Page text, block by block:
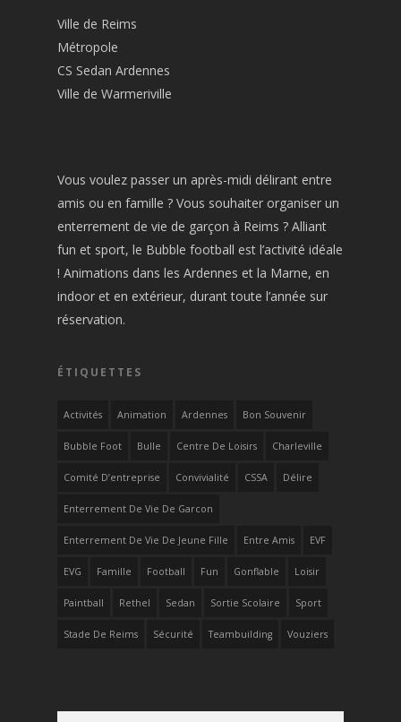
Ville de Reims
Métropole
CS Sedan Ardennes
Ville de Warmeriville
Vous voulez passer un après-midi délirant entre
amis ou en famille ? Vous souhaiter organiser un
enterrement de vie de garçon à Reims ? Alliant
fun et sport, le Bubble football est l’activité idéale
! Animations dans les Ardennes et la Marne, en
indoor et en extérieur, durant toute l’année sur
réservation.
ÉTIQUETTES
Activités Animation Ardennes Bon Souvenir
Bubble Foot Bulle Centre De Loisirs Charleville
Comité D’entreprise Convivialité CSSA Délire
Enterrement De Vie De Garcon
Enterrement De Vie De Jeune Fille Entre Amis EVF
EVG Famille Football Fun Gonflable Loisir
Paintball Rethel Sedan Sortie Scolaire Sport
Stade De Reims Sécurité Teambuilding Vouziers